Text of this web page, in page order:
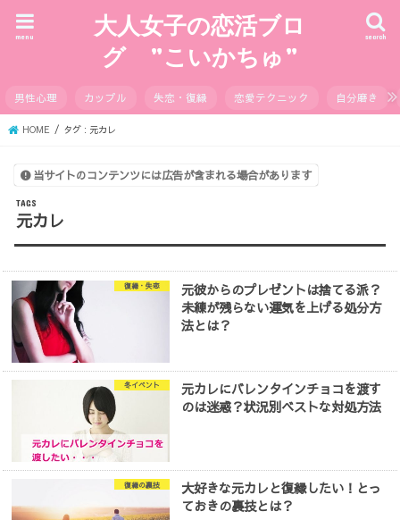
大人女子の恋活ブロ
グ ”こいかちゅ”
search
menu
男性心理 カップル 失恋・復縁 恋愛テクニック 自分磨き
HOME タグ : 元カレ
当サイトのコンテンツには広告が含まれる場合があります
元カレ
復縁・失恋
元彼からのプレゼントは捨てる派？
未練が残らない運気を上げる処分方
法とは？
冬イベント
元カレにバレンタインチョコを渡す
のは迷惑？状況別ベストな対処方法
復縁の裏技
大好きな元カレと復縁したい！とっ
ておきの裏技とは？